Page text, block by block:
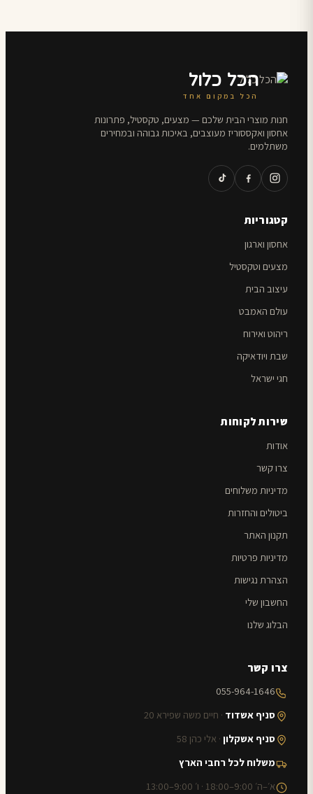
הכל כלול
הכל במקום אחד
חנות מוצרי הבית שלכם — מצעים, טקסטיל, פתרונות
אחסון ואקססוריז מעוצבים, באיכות גבוהה ובמחירים
משתלמים.
קטגוריות
אחסון וארגון
מצעים וטקסטיל
עיצוב הבית
עולם האמבט
ריהוט ואירוח
שבת ויודאיקה
חגי ישראל
שירות לקוחות
אודות
צרו קשר
מדיניות משלוחים
ביטולים והחזרות
תקנון האתר
מדיניות פרטיות
הצהרת נגישות
החשבון שלי
הבלוג שלנו
צרו קשר
055-964-1646
סניף אשדוד · חיים משה שפירא 20
סניף אשקלון · אלי כהן 58
משלוח לכל רחבי הארץ
א׳–ה׳ 9:00–18:00 · ו׳ 9:00–13:00